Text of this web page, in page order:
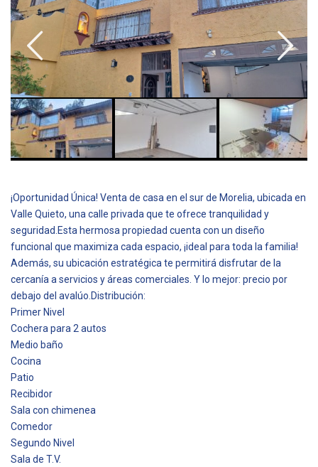
¡Oportunidad Única! Venta de casa en el sur de Morelia, ubicada en
Valle Quieto, una calle privada que te ofrece tranquilidad y
seguridad.Esta hermosa propiedad cuenta con un diseño
funcional que maximiza cada espacio, ¡ideal para toda la familia!
Además, su ubicación estratégica te permitirá disfrutar de la
cercanía a servicios y áreas comerciales. Y lo mejor: precio por
debajo del avalúo.Distribución:
Primer Nivel
Cochera para 2 autos
Medio baño
Cocina
Patio
Recibidor
Sala con chimenea
Comedor
Segundo Nivel
Sala de T.V.